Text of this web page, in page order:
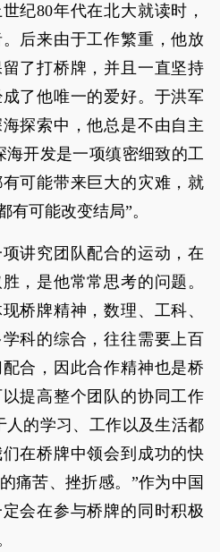
纪80年代在北大就读时，
后来由于工作繁重，他放
了打桥牌，并且一直坚持
了他唯一的爱好。于洪军
探索中，他总是不由自主
海开发是一项缜密细致的工
可能带来巨大的灾难，就
有可能改变结局”。
讲究团队配合的运动，在
，是他常常思考的问题。
桥牌精神，数理、工科、
科的综合，往往需要上百
合，因此合作精神也是桥
提高整个团队的协同工作
人的学习、工作以及生活都
在桥牌中领会到成功的快
痛苦、挫折感。”作为中国
会在参与桥牌的同时积极